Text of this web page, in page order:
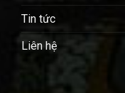
Tin tức
Liên hệ